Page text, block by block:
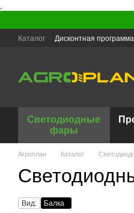
Каталог Дисконтная программа
Светодиодные
фары
Агроплан Каталог
Вид:
Балка